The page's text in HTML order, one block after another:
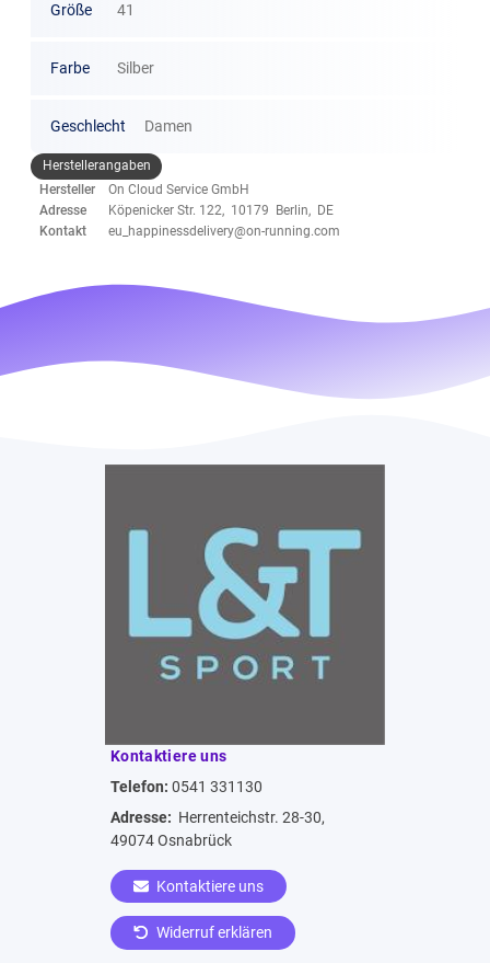
Größe 41
Farbe Silber
Geschlecht Damen
Herstellerangaben
Hersteller
On Cloud Service GmbH
Adresse
Köpenicker Str. 122, 10179 Berlin, DE
Kontakt
eu_happinessdelivery@on-running.com
Kontaktiere uns
Telefon: 0541 331130
Adresse: Herrenteichstr. 28-30,
49074 Osnabrück
Kontaktiere uns
Widerruf erklären